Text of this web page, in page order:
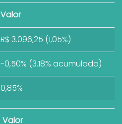
Valor
R$ 3.096,25 (1,05%)
-0,50% (3.18% acumulado)
0,85%
Valor